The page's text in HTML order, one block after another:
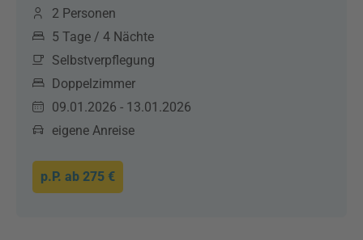
2 Personen
5 Tage / 4 Nächte
Selbstverpflegung
Doppelzimmer
09.01.2026 - 13.01.2026
eigene Anreise
p.P. ab 275 €